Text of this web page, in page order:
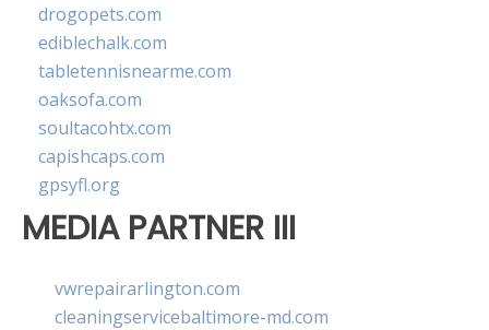
drogopets.com
ediblechalk.com
tabletennisnearme.com
oaksofa.com
soultacohtx.com
capishcaps.com
gpsyfl.org
MEDIA PARTNER III
vwrepairarlington.com
cleaningservicebaltimore-md.com